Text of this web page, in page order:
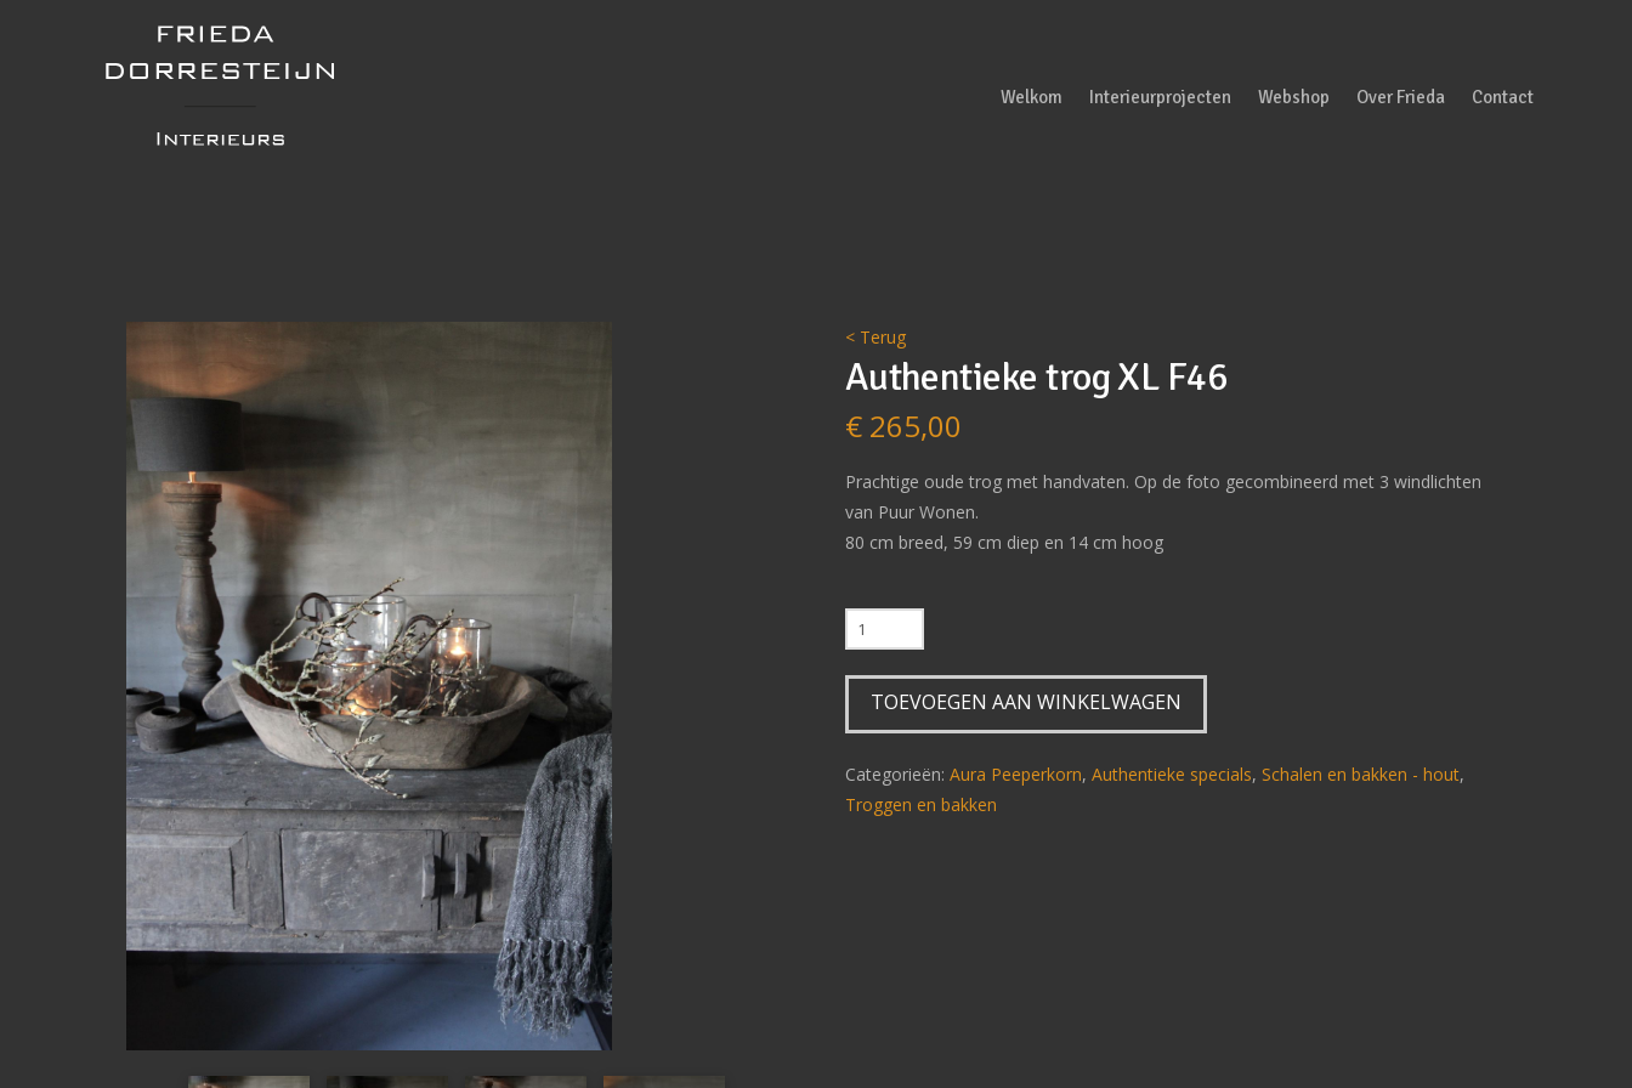
Welkom Interieurprojecten Webshop Over Frieda Contact
< Terug
Authentieke trog XL F46
€265,00
Prachtige oude trog met handvaten. Op de foto gecombineerd met 3 windlichten
van Puur Wonen.
80 cm breed, 59 cm diep en 14 cm hoog
Authentieke
trog
XL
TOEVOEGEN AAN WINKELWAGEN
Categorieën: Aura Peeperkorn, Authentieke specials, Schalen en bakken - hout,
Troggen en bakken